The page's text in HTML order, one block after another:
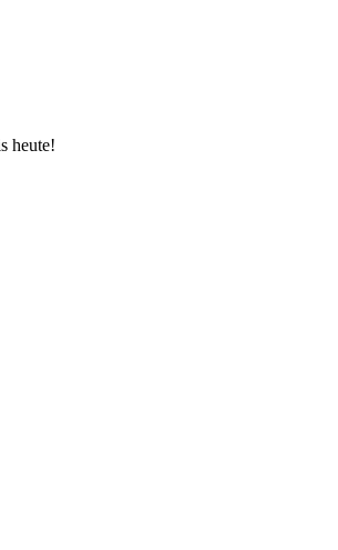
heute!